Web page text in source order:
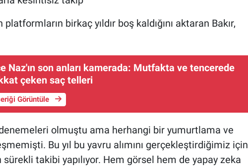
birkaç yıldır boş kaldığını aktaran Bakır,
Naz'ın son anları kamerada: Mutfakta ve tencerede
çeken saç telleri
Görüntüle
olmuştu ama herhangi bir yumurtlama ve
Bu yıl bu yavru alımını gerçekleştirdiğimiz için
takibi yapılıyor. Hem görsel hem de yapay zeka